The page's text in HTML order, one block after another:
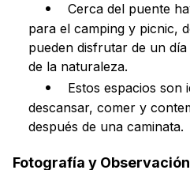
Cerca del puente
para el camping y picnic,
pueden disfrutar de un
de la naturaleza.
Estos espacios son
descansar, comer y
después de una caminata.
Fotografía y